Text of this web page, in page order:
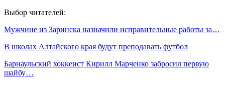
Выбор читателей:
Мужчине из Заринска назначили исправительные работы за…
В школах Алтайского края будут преподавать футбол
Барнаульский хоккеист Кирилл Марченко забросил первую
шайбу…